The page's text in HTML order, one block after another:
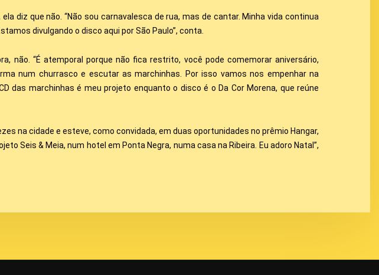
diz que não. “Não sou carnavalesca de rua, mas de cantar. Minha vida continua
divulgando o disco aqui por São Paulo”, conta.
não. “É atemporal porque não fica restrito, você pode comemorar aniversário,
num churrasco e escutar as marchinhas. Por isso vamos nos empenhar na
das marchinhas é meu projeto enquanto o disco é o Da Cor Morena, que reúne
na cidade e esteve, como convidada, em duas oportunidades no prêmio Hangar,
Seis & Meia, num hotel em Ponta Negra, numa casa na Ribeira. Eu adoro Natal”,